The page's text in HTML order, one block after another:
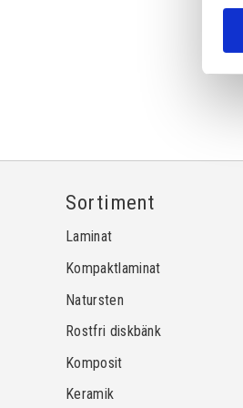
Sortiment
Laminat
Kompaktlaminat
Natursten
Rostfri diskbänk
Komposit
Keramik